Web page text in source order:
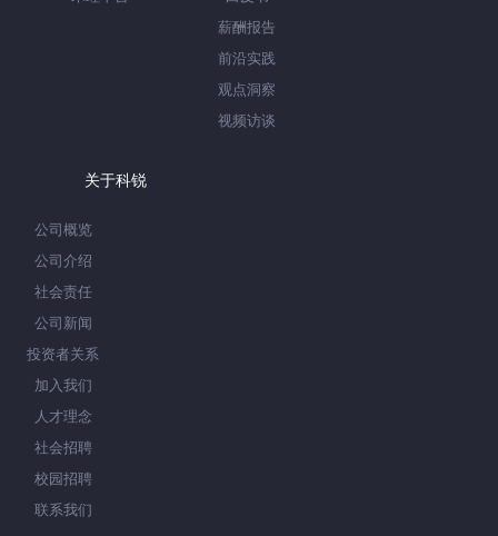
薪酬报告
前沿实践
观点洞察
视频访谈
关于科锐
公司概览
公司介绍
社会责任
公司新闻
投资者关系
加入我们
人才理念
社会招聘
校园招聘
联系我们